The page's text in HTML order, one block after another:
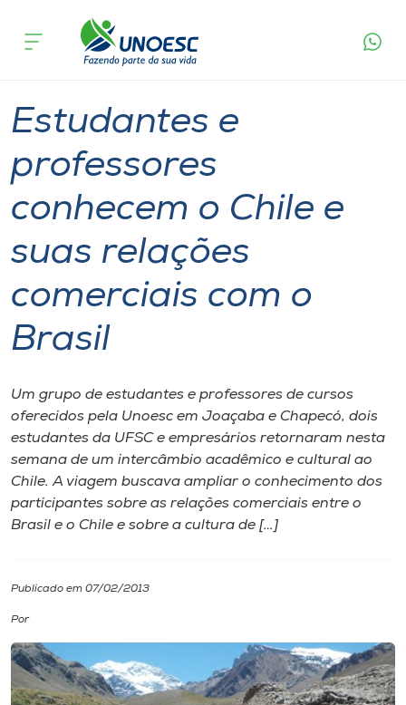
Cursos
Atendimento ao Estudante
Portal de Ensino
Unoesc
Internacionalização
I.nova
Diplomados
Biblioteca
acontece
Estudantes e
professores
conhecem o Chile e
suas relações
comerciais com o
Brasil
Um grupo de estudantes e professores de cursos
oferecidos pela Unoesc em Joaçaba e Chapecó, dois
estudantes da UFSC e empresários retornaram nesta
semana de um intercâmbio acadêmico e cultural ao
Chile. A viagem buscava ampliar o conhecimento dos
participantes sobre as relações comerciais entre o
Brasil e o Chile e sobre a cultura de […]
Publicado em 07/02/2013
Por